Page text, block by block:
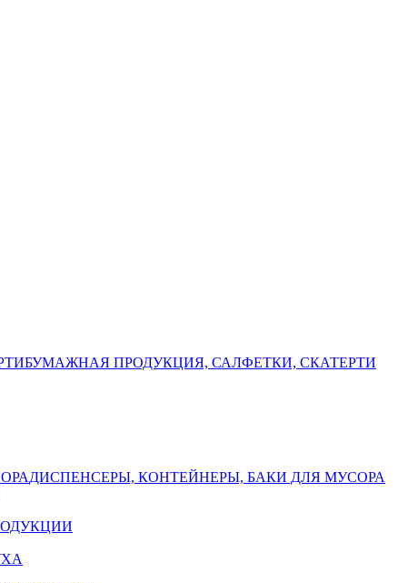
БУМАЖНАЯ ПРОДУКЦИЯ, САЛФЕТКИ, СКАТЕРТИ
ДИСПЕНСЕРЫ, КОНТЕЙНЕРЫ, БАКИ ДЛЯ МУСОРА